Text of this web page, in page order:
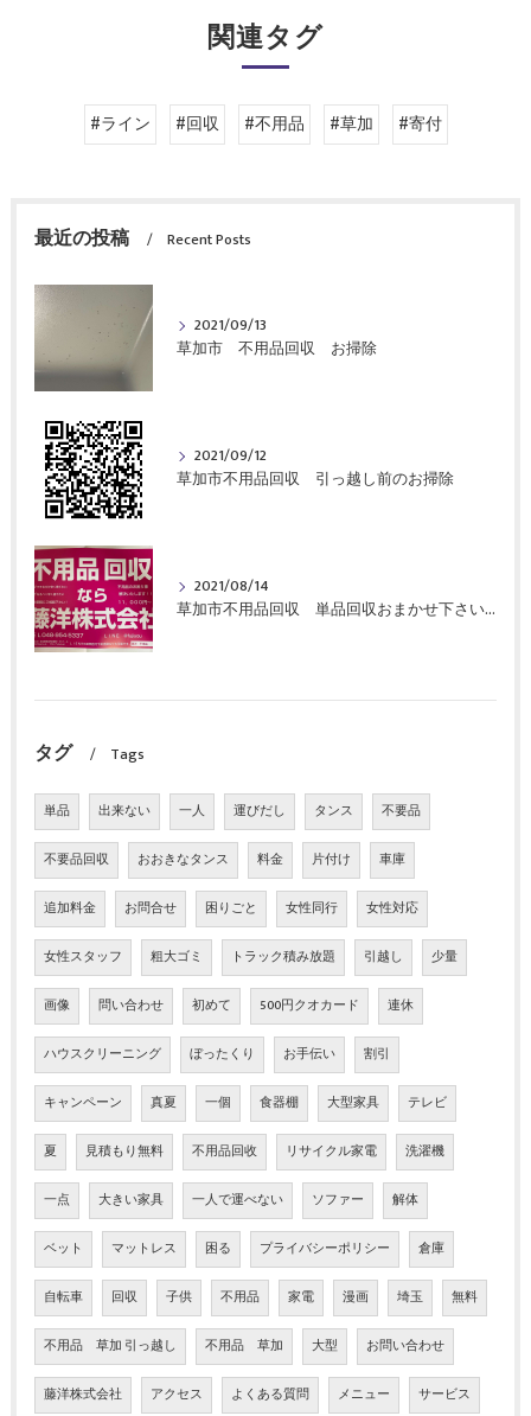
関連タグ
#ライン #回収 #不用品 #草加 #寄付
最近の投稿 Recent Posts
2021/09/13
草加市 不用品回収 お掃除
2021/09/12
草加市不用品回収 引っ越し前のお掃除
2021/08/14
草加市不用品回収 単品回収おまかせ下さい！
タグ Tags
単品 出来ない 一人 運びだし タンス 不要品
不要品回収 おおきなタンス 料金 片付け 車庫
追加料金 お問合せ 困りごと 女性同行 女性対応
女性スタッフ 粗大ゴミ トラック積み放題 引越し 少量
画像 問い合わせ 初めて 500円クオカード 連休
ハウスクリーニング ぼったくり お手伝い 割引
キャンペーン 真夏 一個 食器棚 大型家具 テレビ
夏 見積もり無料 不用品回收 リサイクル家電 洗濯機
一点 大きい家具 一人で運べない ソファー 解体
ベット マットレス 困る プライバシーポリシー 倉庫
自転車 回収 子供 不用品 家電 漫画 埼玉 無料
不用品 草加 引っ越し 不用品 草加 大型 お問い合わせ
藤洋株式会社 アクセス よくある質問 メニュー サービス